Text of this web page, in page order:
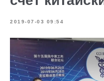
2019-07-03 09:54